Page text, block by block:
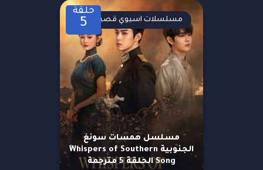
حلقة
5
مسلسل همسات سونغ
الجنوبية Whispers of Southern
Song الحلقة 5 مترجمة
مسلسلات اسيوي قصيرة